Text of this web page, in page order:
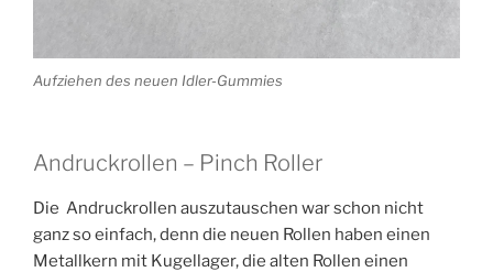
Aufziehen des neuen Idler-Gummies
Andruckrollen – Pinch Roller
Die Andruckrollen auszutauschen war schon nicht
ganz so einfach, denn die neuen Rollen haben einen
Metallkern mit Kugellager, die alten Rollen einen